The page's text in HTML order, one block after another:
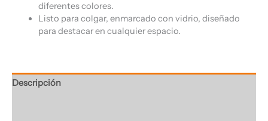
diferentes colores.
Listo para colgar, enmarcado con vidrio, diseñado
para destacar en cualquier espacio.
Descripción